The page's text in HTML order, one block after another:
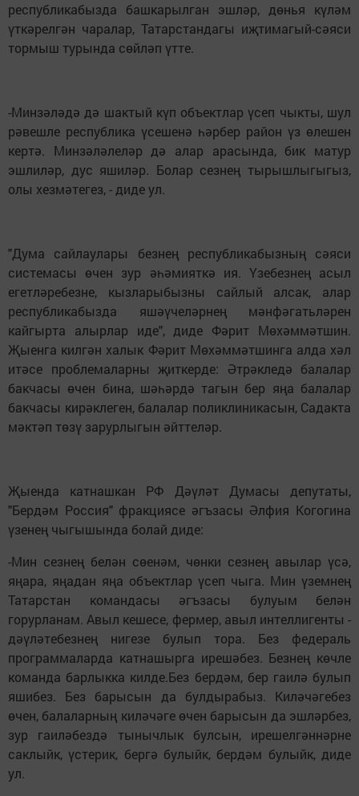
республикабызда башкарылган эшләр, дөнья күләм
үткәрелгән чаралар, Татарстандагы иҗтимагый-сәяси
тормыш турында сөйләп үтте.
-Минзәләдә дә шактый күп объектлар үсеп чыкты, шул
рәвешле республика үсешенә һәрбер район үз өлешен
кертә. Минзәләлеләр дә алар арасында, бик матур
эшлиләр, дус яшиләр. Болар сезнең тырышлыгыгыз,
олы хезмәтегез, - диде ул.
"Дума сайлаулары безнең республикабызның сәяси
системасы өчен зур әһәмияткә ия. Үзебезнең асыл
егетләребезне, кызларыбызны сайлый алсак, алар
республикабызда яшәүчеләрнең мәнфәгатьләрен
кайгырта алырлар иде", диде Фәрит Мөхәммәтшин.
Җыенга килгән халык Фәрит Мөхәммәтшинга алда хәл
итәсе проблемаларны җиткерде: Әтрәкледә балалар
бакчасы өчен бина, шәһәрдә тагын бер яңа балалар
бакчасы кирәклеген, балалар поликлиникасын, Садакта
мәктәп төзү зарурлыгын әйттеләр.
Җыенда катнашкан РФ Дәүләт Думасы депутаты,
"Бердәм Россия" фракциясе әгъзасы Әлфия Когогина
үзенең чыгышында болай диде:
-Мин сезнең белән сөенәм, чөнки сезнең авылар үсә,
яңара, яңадан яңа объектлар үсеп чыга. Мин үземнең
Татарстан командасы әгъзасы булуым белән
горурланам. Авыл кешесе, фермер, авыл интеллигенты -
дәүләтебезнең нигезе булып тора. Без федераль
программаларда катнашырга ирешәбез. Безнең көчле
команда барлыкка килде.Без бердәм, бер гаилә булып
яшибез. Без барысын да булдырабыз. Киләчәгебез
өчен, балаларның киләчәге өчен барысын да эшләрбез,
зур гаиләбездә тынычлык булсын, ирешелгәннәрне
саклыйк, үстерик, бергә булыйк, бердәм булыйк, диде
ул.